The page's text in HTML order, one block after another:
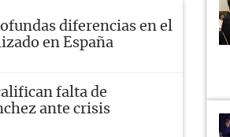
diferencias en el
en España
falta de
ante crisis